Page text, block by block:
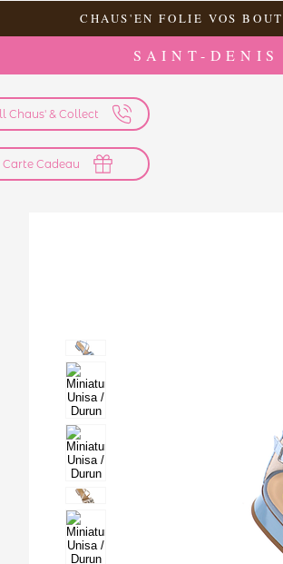
CHAUS'EN FOLIE VOS
SAINT-
Chaus' & Collect
Carte Cadeau